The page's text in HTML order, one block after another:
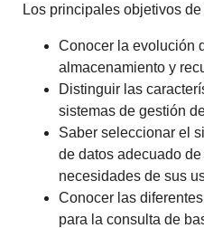
Los principales objetivos
Conocer la evolución
almacenamiento y
Distinguir las
sistemas de gestión
Saber seleccionar el
de datos adecuado
necesidades de sus
Conocer las
para la consulta de